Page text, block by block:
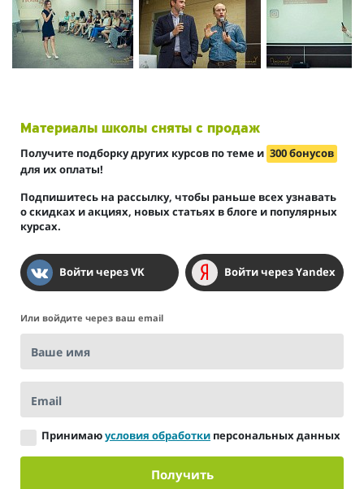
Материалы школы сняты с продаж
Получите подборку других курсов по теме и 300 бонусов
для их оплаты!
Подпишитесь на рассылку, чтобы раньше всех узнавать
о скидках и акциях, новых статьях в блоге и популярных
курсах.
Войти через VK Войти через Yandex
Или войдите через ваш email
Ваше имя
Email
Принимаюусловия обработки персональных данных
Получить